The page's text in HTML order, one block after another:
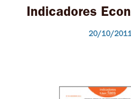
Indicadores
20/10/